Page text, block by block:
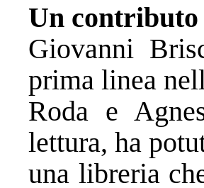
Un contributo
Giovanni
prima linea
Roda e
lettura, ha
una libreria